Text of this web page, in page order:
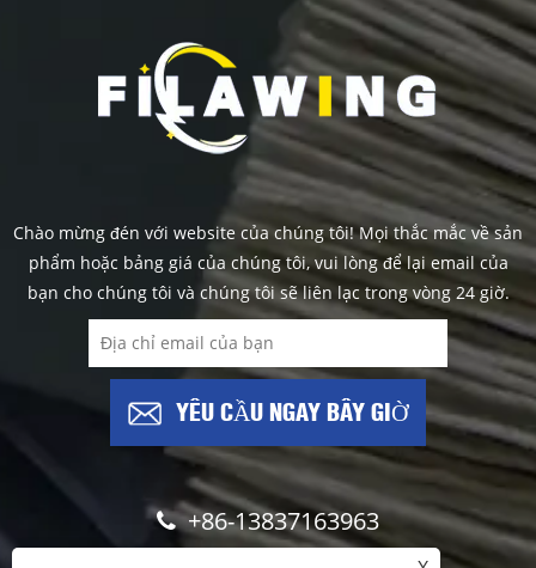
Chào mừng đén với website của chúng tôi! Mọi thắc mắc về sản
phẩm hoặc bảng giá của chúng tôi, vui lòng để lại email của
bạn cho chúng tôi và chúng tôi sẽ liên lạc trong vòng 24 giờ.
YÊU CẦU NGAY BÂY GIỜ
+86-13837163963